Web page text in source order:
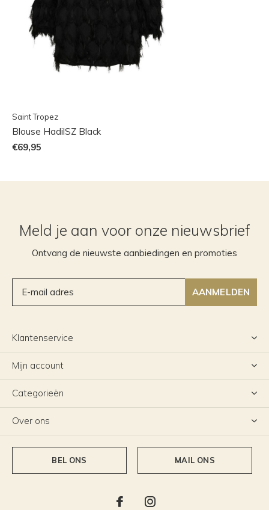
Saint Tropez
Blouse HadilSZ Black
€69,95
Meld je aan voor onze nieuwsbrief
Ontvang de nieuwste aanbiedingen en promoties
AANMELDEN
Klantenservice
Mijn account
Categorieën
Over ons
BEL ONS MAIL ONS